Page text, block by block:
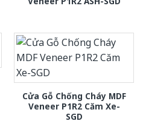
Cửa Gỗ Chống Cháy MDF
Veneer P1R2 Căm Xe-
SGD